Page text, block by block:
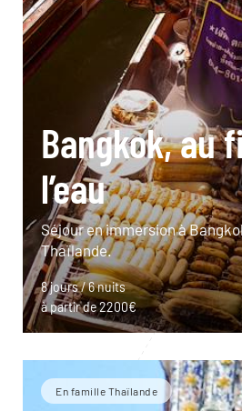
Bangkok, au
l’eau
Séjour en immersion à
Thaïlande.
8 jours / 6 nuits
à partir de 2200€
En famille Thaïlande